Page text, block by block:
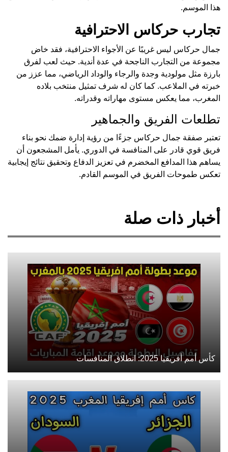
هذا الموسم.
تجارب حركاس الاحترافية
جمال حركاس ليس غريبًا عن الأجواء الاحترافية، فقد خاض
مجموعة من التجارب الناجحة في عدة أندية. حيث لعب لفرق
بارزة مثل مولودية وجدة والرجاء والوداد الرياضي، مما عزز من
خبرته في الملاعب. كما كان له شرف تمثيل منتخب بلاده
المغرب، مما يعكس مستوى مهاراته وقدراته.
تطلعات الفريق والجماهير
تعتبر صفقة جمال حركاس جزءًا من رؤية إدارة ضمك نحو بناء
فريق قوي قادر على المنافسة في الدوري. يأمل المشجعون أن
يساهم هذا المدافع المخضرم في تعزيز الدفاع وتحقيق نتائج إيجابية
تعكس طموحات الفريق في الموسم القادم.
أخبار ذات صلة
كأس أمم أفريقيا 2025: انطلاق المنافسات